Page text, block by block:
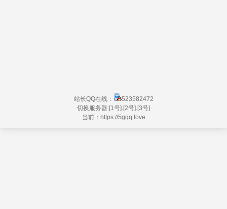
站长QQ在线：
523582472
切换服务器:[1号] [2号] [3号]
当前：https://5gqq.love